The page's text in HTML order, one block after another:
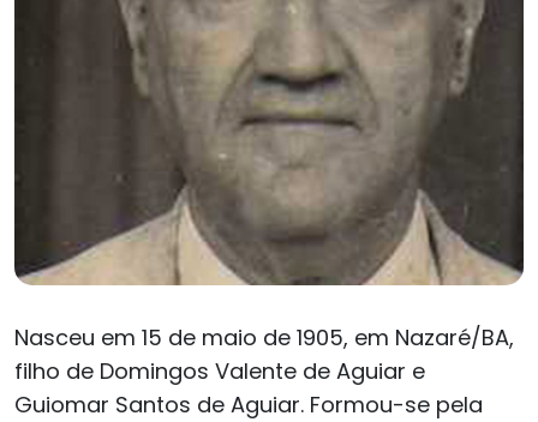
Nasceu em 15 de maio de 1905, em Nazaré/BA,
filho de Domingos Valente de Aguiar e
Guiomar Santos de Aguiar. Formou-se pela